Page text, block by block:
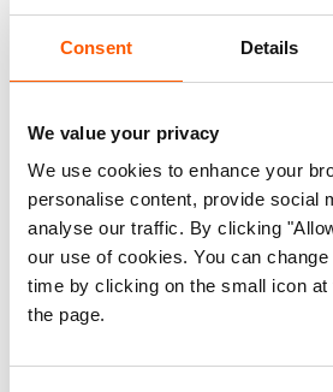
Consent Details
We value your privacy
We use cookies to enhance your
personalise content, provide social
analyse our traffic. By clicking
our use of cookies. You can
time by clicking on the small icon
the page.
Flyktninghjelpens
Midlene som samles inn
juleaksjonenvil støtte
fra sine hjem.
I forbindelse med
Flyktninghjelpen en
der arkitektene i Snøhetta
pepperkakehus. Folk kan
sitt pepperkakehus på